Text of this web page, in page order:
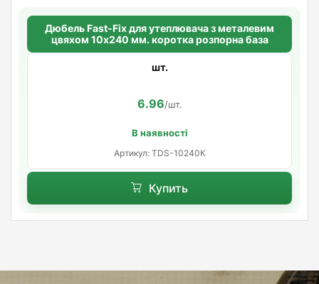
Дюбель Fast-Fix для утеплювача з металевим
цвяхом 10х240 мм. коротка розпорна база
шт.
6.96/шт.
В наявності
Артикул: TDS-10240К
Купить